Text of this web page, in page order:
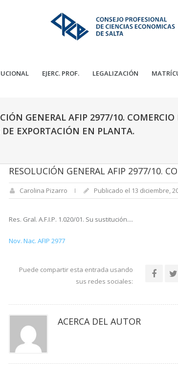
EJERC. PROF. LEGALIZACIÓN
GENERAL AFIP 2977/10. COMERCIO
DE EXPORTACIÓN EN PLANTA.
RESOLUCIÓN GENERAL AFIP 2977/10.
Carolina Pizarro Publicado el 13 diciembre,
Res. Gral. A.F.I.P. 1.020/01. Su sustitución....
Nov. Nac. AFIP 2977
Puede compartir esta entrada usando
sus redes sociales:
ACERCA DEL AUTOR